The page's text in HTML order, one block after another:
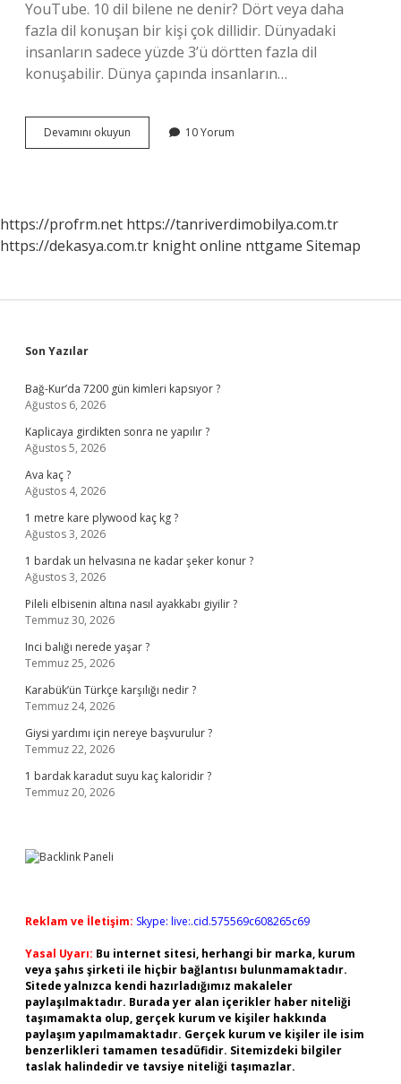
YouTube. 10 dil bilene ne denir? Dört veya daha
fazla dil konuşan bir kişi çok dillidir. Dünyadaki
insanların sadece yüzde 3’ü dörtten fazla dil
konuşabilir. Dünya çapında insanların…
Devamını okuyun
Dil
10 Yorum
https://profrm.net https://tanriverdimobilya.com.tr
https://dekasya.com.tr knight online nttgame Sitemap
Sidebar
Son Yazılar
Bağ-Kur’da 7200 gün kimleri kapsıyor ?
Ağustos 6, 2026
Kaplicaya girdikten sonra ne yapılır ?
Ağustos 5, 2026
Ava kaç ?
Ağustos 4, 2026
1 metre kare plywood kaç kg ?
Ağustos 3, 2026
1 bardak un helvasına ne kadar şeker konur ?
Ağustos 3, 2026
Pileli elbisenin altına nasıl ayakkabı giyilir ?
Temmuz 30, 2026
Inci balığı nerede yaşar ?
Temmuz 25, 2026
Karabük’ün Türkçe karşılığı nedir ?
Temmuz 24, 2026
Giysi yardımı için nereye başvurulur ?
Temmuz 22, 2026
1 bardak karadut suyu kaç kaloridir ?
Temmuz 20, 2026
Reklam ve İletişim: Skype: live:.cid.575569c608265c69
Yasal Uyarı: Bu internet sitesi, herhangi bir marka, kurum
veya şahıs şirketi ile hiçbir bağlantısı bulunmamaktadır.
Sitede yalnızca kendi hazırladığımız makaleler
paylaşılmaktadır. Burada yer alan içerikler haber niteliği
taşımamakta olup, gerçek kurum ve kişiler hakkında
paylaşım yapılmamaktadır. Gerçek kurum ve kişiler ile isim
benzerlikleri tamamen tesadüfidir. Sitemizdeki bilgiler
taslak halindedir ve tavsiye niteliği taşımazlar.